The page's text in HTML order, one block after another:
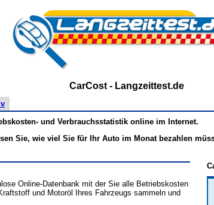
CarCost - Langzeittest.de
und Verbrauchsstatistik online im Internet.
Sie, wie viel Sie für Ihr Auto im Monat bezahlen
Online-Datenbank mit der Sie alle Betriebskosten
und Motoröl Ihres Fahrzeugs sammeln und